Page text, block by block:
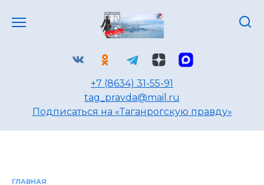
+7 (8634) 31-55-91
tag_pravda@mail.ru
Подписаться на «Таганрогскую правду»
ГЛАВНАЯ